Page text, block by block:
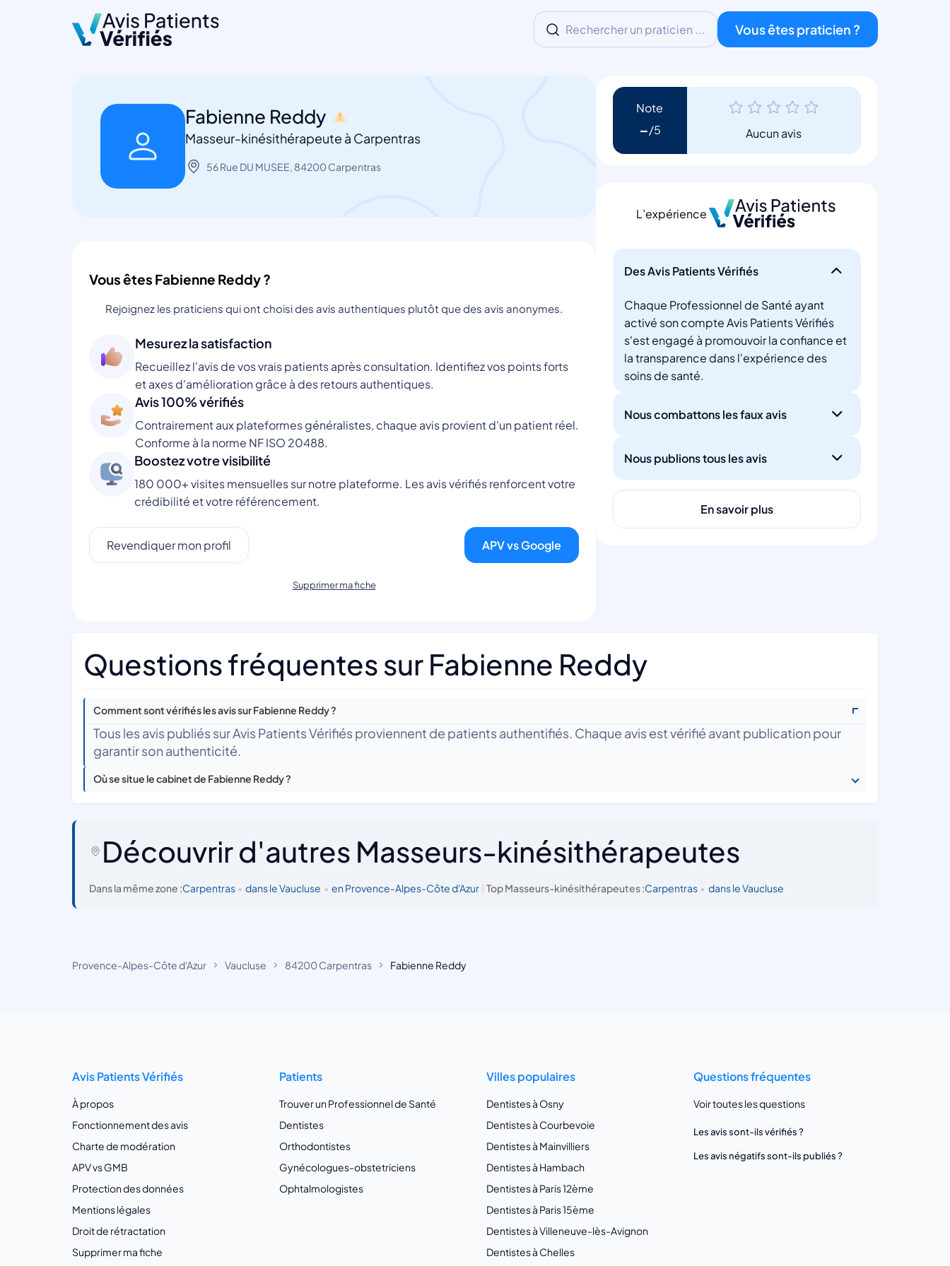
Rechercher un praticien ... Vous êtes praticien ?
Fabienne Reddy
Masseur-kinésithérapeute à Carpentras
56 Rue DU MUSEE, 84200 Carpentras
Vous êtes Fabienne Reddy ?
Rejoignez les praticiens qui ont choisi des avis authentiques plutôt que des avis anonymes.
Mesurez la satisfaction
Recueillez l'avis de vos vrais patients après consultation. Identifiez vos points forts
et axes d'amélioration grâce à des retours authentiques.
Avis 100% vérifiés
Contrairement aux plateformes généralistes, chaque avis provient d'un patient réel.
Conforme à la norme NF ISO 20488.
Boostez votre visibilité
180 000+ visites mensuelles sur notre plateforme. Les avis vérifiés renforcent votre
crédibilité et votre référencement.
Revendiquer mon profil APV vs Google
Supprimer ma fiche
Note
- Aucun avis
L’expérience
Des Avis Patients Vérifiés
Chaque Professionnel de Santé ayant
activé son compte Avis Patients Vérifiés
s'est engagé à promouvoir la confiance et
la transparence dans l'expérience des
soins de santé.
Nous combattons les faux avis
Nous publions tous les avis
En savoir plus
Questions fréquentes sur Fabienne Reddy
Comment sont vérifiés les avis sur Fabienne Reddy ?
Tous les avis publiés sur Avis Patients Vérifiés proviennent de patients authentifiés. Chaque avis est vérifié avant publication pour
garantir son authenticité.
Où se situe le cabinet de Fabienne Reddy ?
Découvrir d'autres Masseurs-kinésithérapeutes
Dans la même zone :Carpentras • dans le Vaucluse • en Provence-Alpes-Côte d'Azur | Top Masseurs-kinésithérapeutes :Carpentras • dans le Vaucluse
Provence-Alpes-Côte d'Azur Vaucluse 84200 Carpentras Fabienne Reddy
Avis Patients Vérifiés
À propos
Fonctionnement des avis
Charte de modération
APV vs GMB
Protection des données
Mentions légales
Droit de rétractation
Supprimer ma fiche
Patients
Trouver un Professionnel de Santé
Dentistes
Orthodontistes
Gynécologues-obstetriciens
Ophtalmologistes
Villes populaires
Dentistes à Osny
Dentistes à Courbevoie
Dentistes à Mainvilliers
Dentistes à Hambach
Dentistes à Paris 12ème
Dentistes à Paris 15ème
Dentistes à Villeneuve-lès-Avignon
Dentistes à Chelles
Questions fréquentes
Voir toutes les questions
Les avis sont-ils vérifiés ?
Les avis négatifs sont-ils publiés ?